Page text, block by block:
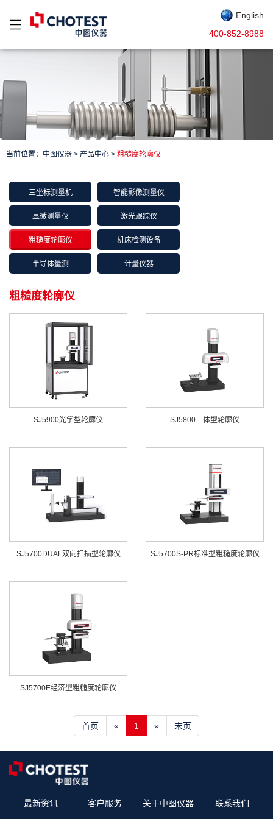
English
400-852-8988
当前位置： 中图仪器 > 产品中心 > 粗糙度轮廓仪
三坐标测量机 智能影像测量仪
显微测量仪 激光跟踪仪
粗糙度轮廓仪 机床检测设备
半导体量测 计量仪器
粗糙度轮廓仪
SJ5900光学型轮廓仪 SJ5800一体型轮廓仪
SJ5700DUAL双向扫描型轮廓仪 SJ5700S-PR标准型粗糙度轮廓仪
SJ5700E经济型粗糙度轮廓仪
首页 « 1 » 末页
最新资讯 客户服务 关于中图仪器 联系我们